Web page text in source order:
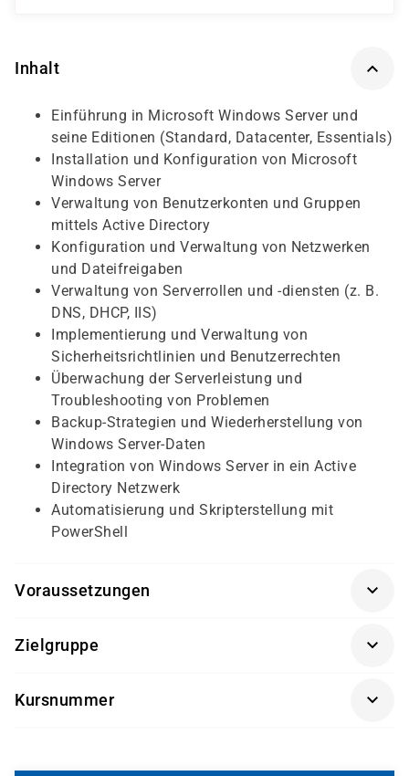
Inhalt
Einführung in Microsoft Windows Server und
seine Editionen (Standard, Datacenter, Essentials)
Installation und Konfiguration von Microsoft
Windows Server
Verwaltung von Benutzerkonten und Gruppen
mittels Active Directory
Konfiguration und Verwaltung von Netzwerken
und Dateifreigaben
Verwaltung von Serverrollen und -diensten (z. B.
DNS, DHCP, IIS)
Implementierung und Verwaltung von
Sicherheitsrichtlinien und Benutzerrechten
Überwachung der Serverleistung und
Troubleshooting von Problemen
Backup-Strategien und Wiederherstellung von
Windows Server-Daten
Integration von Windows Server in ein Active
Directory Netzwerk
Automatisierung und Skripterstellung mit
PowerShell
Voraussetzungen
Netzwerktechnologien und Betriebssystemen sind von
Zielgruppe
Netzwerktechnik und Fachinformatik, die ihre
Kursnummer